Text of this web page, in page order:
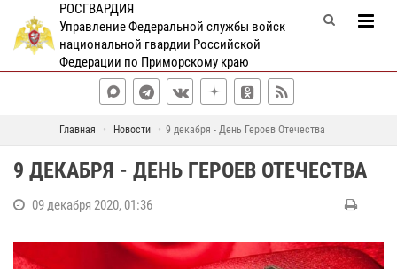
РОСГВАРДИЯ
Управление Федеральной службы войск
национальной гвардии Российской
Федерации по Приморскому краю
Главная Новости 9 декабря - День Героев Отечества
9 ДЕКАБРЯ - ДЕНЬ ГЕРОЕВ ОТЕЧЕСТВА
09 декабря 2020, 01:36